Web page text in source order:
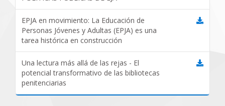
EPJA en movimiento: La Educación de
Personas Jóvenes y Adultas (EPJA) es una
tarea histórica en construcción
Una lectura más allá de las rejas - El
potencial transformativo de las bibliotecas
penitenciarias